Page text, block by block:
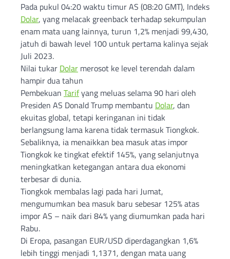
Pada pukul 04:20 waktu timur AS (08:20 GMT), Indeks
Dolar, yang melacak greenback terhadap sekumpulan
enam mata uang lainnya, turun 1,2% menjadi 99,430,
jatuh di bawah level 100 untuk pertama kalinya sejak
Juli 2023.
Nilai tukar Dolar merosot ke level terendah dalam
hampir dua tahun
Pembekuan Tarifyang meluas selama 90 hari oleh
Presiden AS Donald Trump membantu Dolar, dan
ekuitas global, tetapi keringanan ini tidak
berlangsung lama karena tidak termasuk Tiongkok.
Sebaliknya, ia menaikkan bea masuk atas impor
Tiongkok ke tingkat efektif 145%, yang selanjutnya
meningkatkan ketegangan antara dua ekonomi
terbesar di dunia.
Tiongkok membalas lagi pada hari Jumat,
mengumumkan bea masuk baru sebesar 125% atas
impor AS – naik dari 84% yang diumumkan pada hari
Rabu.
Di Eropa, pasangan EUR/USD diperdagangkan 1,6%
lebih tinggi menjadi 1,1371, dengan mata uang